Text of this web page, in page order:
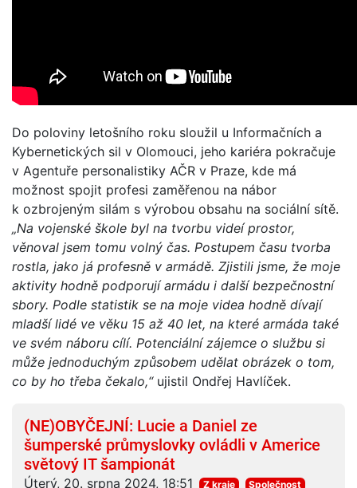
Do poloviny letošního roku sloužil u Informačních a
Kybernetických sil v Olomouci, jeho kariéra pokračuje
v Agentuře personalistiky AČR v Praze, kde má
možnost spojit profesi zaměřenou na nábor
k ozbrojeným silám s výrobou obsahu na sociální sítě.
„Na vojenské škole byl na tvorbu videí prostor,
věnoval jsem tomu volný čas. Postupem času tvorba
rostla, jako já profesně v armádě. Zjistili jsme, že moje
aktivity hodně podporují armádu i další bezpečnostní
sbory. Podle statistik se na moje videa hodně dívají
mladší lidé ve věku 15 až 40 let, na které armáda také
ve svém náboru cílí. Potenciální zájemce o službu si
může jednoduchým způsobem udělat obrázek o tom,
co by ho třeba čekalo,“ ujistil Ondřej Havlíček.
(NE)OBYČEJNÍ: Lucie a Daniel ze
šumperské průmyslovky ovládli v Americe
světový IT šampionát
Úterý, 20. srpna 2024, 18:51 Z kraje Společnost